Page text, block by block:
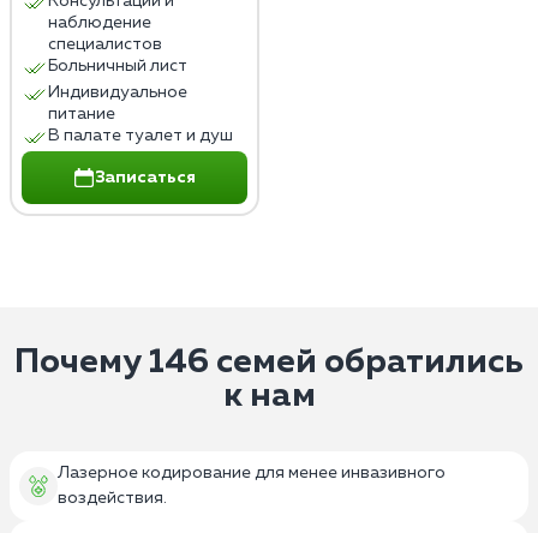
наблюдение
специалистов
Больничный лист
Индивидуальное
питание
В палате туалет и душ
Записаться
Почему 146 семей обратились
к нам
Лазерное кодирование для менее инвазивного
воздействия.